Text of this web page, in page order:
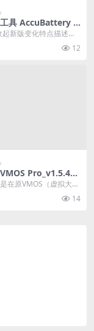
具 AccuBattery P
精准电量
新版变化特点描述下
导航收起新版变化特点
Accu...
12
Pro_v1.5.4安
在原VMOS（虚拟大
了颠覆性的更新。这
...
14